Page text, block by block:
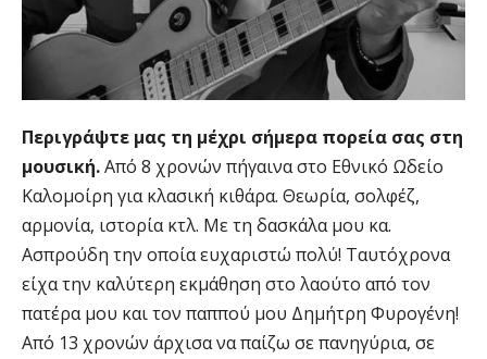
Περιγράψτε μας τη μέχρι σήμερα πορεία σας στη
μουσική.Από 8 χρονών πήγαινα στο Εθνικό Ωδείο
Καλομοίρη για κλασική κιθάρα. Θεωρία, σολφέζ,
αρμονία, ιστορία κτλ. Με τη δασκάλα μου κα.
Ασπρούδη την οποία ευχαριστώ πολύ! Ταυτόχρονα
είχα την καλύτερη εκμάθηση στο λαούτο από τον
πατέρα μου και τον παππού μου Δημήτρη Φυρογένη!
Από 13 χρονών άρχισα να παίζω σε πανηγύρια, σε